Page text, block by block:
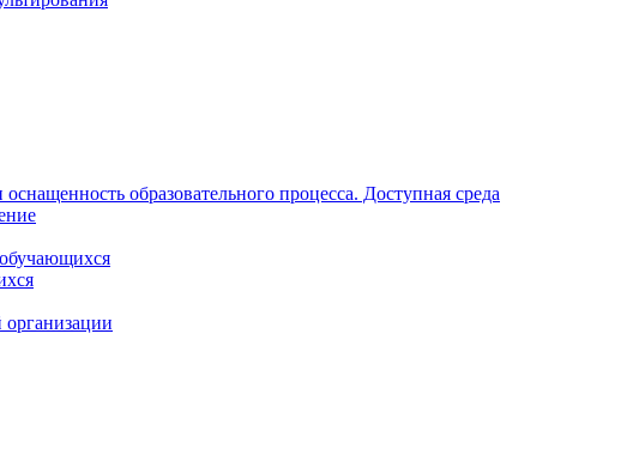
образовательного процесса. Доступная среда
организации